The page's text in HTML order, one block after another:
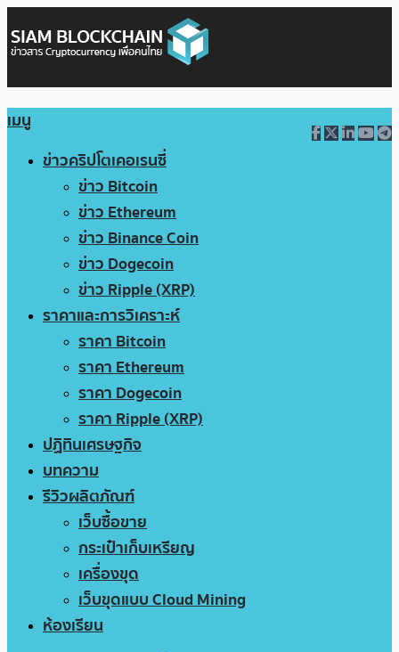
เมนู
ข่าวคริปโตเคอเรนซี่
ข่าว Bitcoin
ข่าว Ethereum
ข่าว Binance Coin
ข่าว Dogecoin
ข่าว Ripple (XRP)
ราคาและการวิเคราะห์
ราคา Bitcoin
ราคา Ethereum
ราคา Dogecoin
ราคา Ripple (XRP)
ปฏิทินเศรษฐกิจ
บทความ
รีวิวผลิตภัณฑ์
เว็บซื้อขาย
กระเป๋าเก็บเหรียญ
เครื่องขุด
เว็บขุดแบบ Cloud Mining
ห้องเรียน